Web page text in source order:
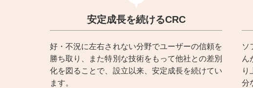
安定成長を続けるCRC
好・不況に左右されない分野でユーザーの信頼を
勝ち取り、また特別な技術をもって他社との差別
化を図ることで、設立以来、安定成長を続けてい
ます。
ソ
ん
り
分